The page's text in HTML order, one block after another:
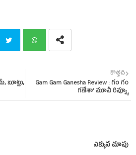
ter tsap
కొత్తది
Gam Gam Ganesha Review : గం గం
గణేశా’ మూవీ రివ్వ్యూ
బూట్లు,
ఎక్కువ చూపు